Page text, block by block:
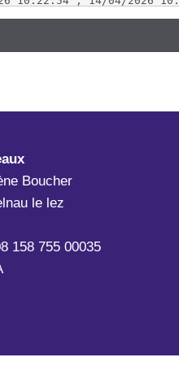
10:25:13","18/06/2026
12:20:54","23/07/2026
12:21:52","22/04/2026
12:22:44","22/04/2026
12:24:09","22/04/2026
12:25:13","22/04/2026
17:05:30","21/05/2026
pour connaitre la
Boucher
le lez
158 755 00035